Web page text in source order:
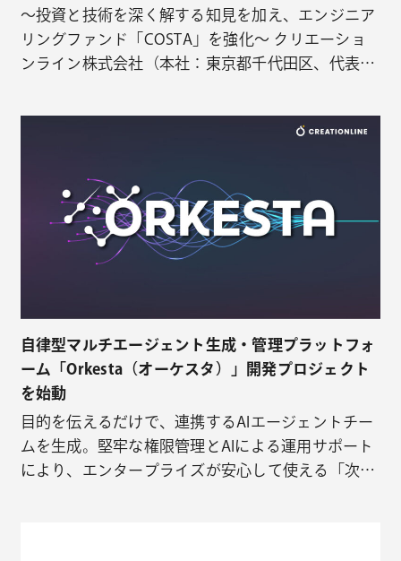
〜投資と技術を深く解する知見を加え、エンジニア
リングファンド「COSTA」を強化〜 クリエーショ
ンライン株式会社（本社：東京都千代田区、代表取
社 代表取締役社長の足立 崇彰（あだち たかあき）
らせいたします。 ■ …
自律型マルチエージェント生成・管理プラットフォ
ーム「Orkesta（オーケスタ）」開発プロジェクト
を始動
目的を伝えるだけで、連携するAIエージェントチー
ムを生成。堅牢な権限管理とAIによる運用サポート
により、エンタープライズが安心して使える「次世